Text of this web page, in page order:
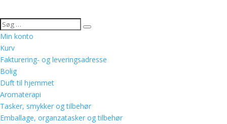
Min konto
Kurv
Fakturering- og leveringsadresse
Bolig
Duft til hjemmet
Aromaterapi
Tasker, smykker og tilbehør
Emballage, organzatasker og tilbehør